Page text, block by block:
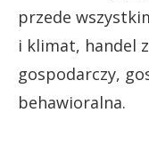
przede
i klimat, handel
gospodarczy,
behawioralna.